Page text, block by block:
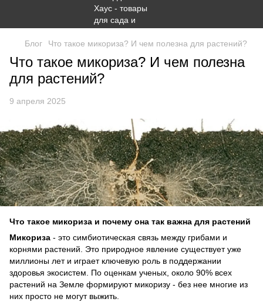
Блог Что такое микориза? И чем полезна для растений?
Что такое микориза? И чем полезна
для растений?
9 апреля 2025
Что такое микориза и почему она так важна для растений
Микориза - это симбиотическая связь между грибами и
корнями растений. Это природное явление существует уже
миллионы лет и играет ключевую роль в поддержании
здоровья экосистем. По оценкам ученых, около 90% всех
растений на Земле формируют микоризу - без нее многие из
них просто не могут выжить.